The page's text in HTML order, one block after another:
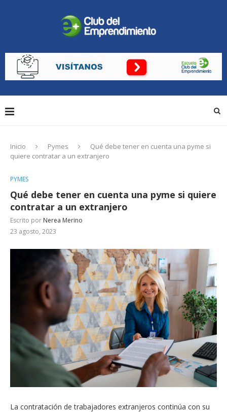
Inicio Pymes
Qué debe tener en cuenta una pyme si
quiere contratar a un extranjero
PYMES
Qué debe tener en cuenta una pyme si quiere
contratar a un extranjero
Escrito por Nerea Merino
23 agosto, 2023
La contratación de trabajadores extranjeros continúa con su